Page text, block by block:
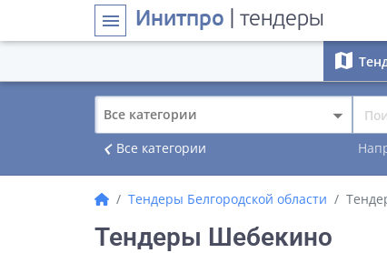
menu Инитпро | тендеры
map
Все категории
navigate_before Все категории
Тендеры Белгородской области
Тендеры Шебекино